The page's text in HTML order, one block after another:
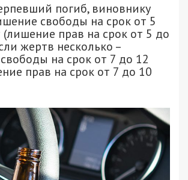
погиб, виновнику
свободы на срок от 5
(лишение прав на срок от 5 до
жертв несколько –
на срок от 7 до 12
прав на срок от 7 до 10